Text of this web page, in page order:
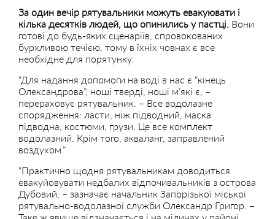
За один вечір рятувальники можуть евакуювати і
кілька десятків людей, що опинились у пастці. Вони
готові до будь-яких сценаріїв, спровокованих
бурхливою течією, тому в їхніх човнах є все
необхідне для порятунку.
“Для надання допомоги на воді в нас є “кінець
Олександрова”, ноші тверді, ноші м’які є, –
перераховує рятувальник. – Все водолазне
спорядження: ласти, ніж підводний, маска
підводна, костюми, грузи. Це все комплект
водолазний. Крім того, акваланг, заправлений
воздухом.”
“Практично щодня рятувальникам доводиться
евакуйовувати недбалих відпочивальників з острова
Дубовий, – зазначає начальник Запорізької міської
рятувально-водолазної служби Олександр Григор. –